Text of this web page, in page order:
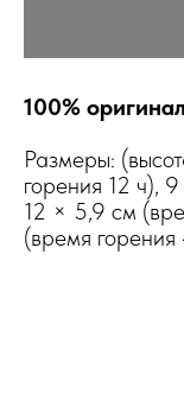
100%
Размеры:
горения 12 ч),
12 × 5,9 см
(время горения